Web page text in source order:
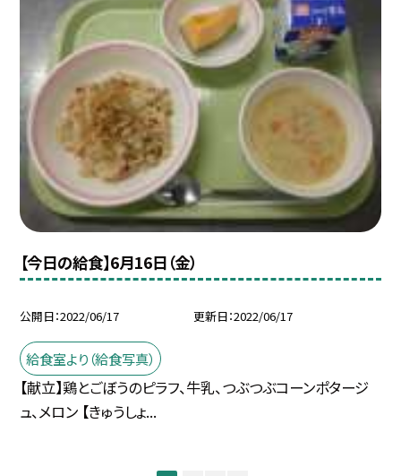
【今日の給食】6月16日（金）
公開日 2022/06/17 更新日 2022/06/17
給食室より（給食写真）
【献立】鶏とごぼうのピラフ、牛乳、つぶつぶコーンポタージ
ュ、メロン 【きゅうしょ...